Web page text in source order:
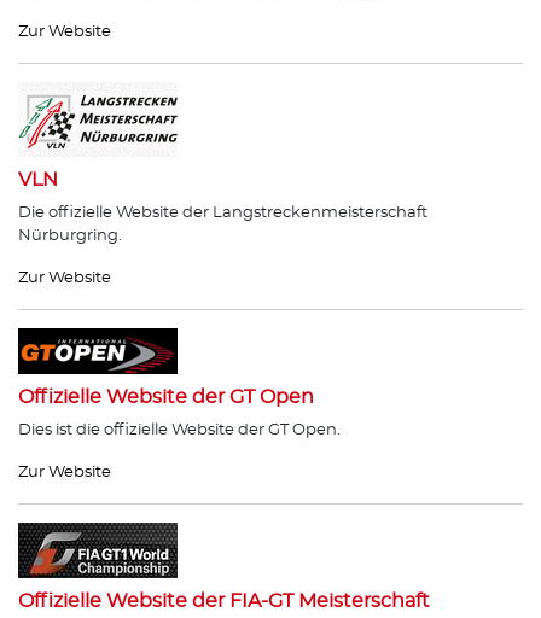
Zur Website
VLN
Die offizielle Website der Langstreckenmeisterschaft
Nürburgring.
Zur Website
Offizielle Website der GT Open
Dies ist die offizielle Website der GT Open.
Zur Website
Offizielle Website der FIA-GT Meisterschaft